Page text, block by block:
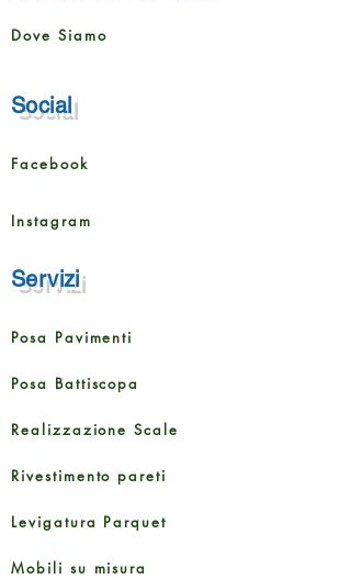
Dove Siamo
Social
Facebook
Instagram
Servizi
Posa Pavimenti
Posa Battiscopa
Realizzazione Scale
Rivestimento pareti
Levigatura Parquet
Mobili su misura